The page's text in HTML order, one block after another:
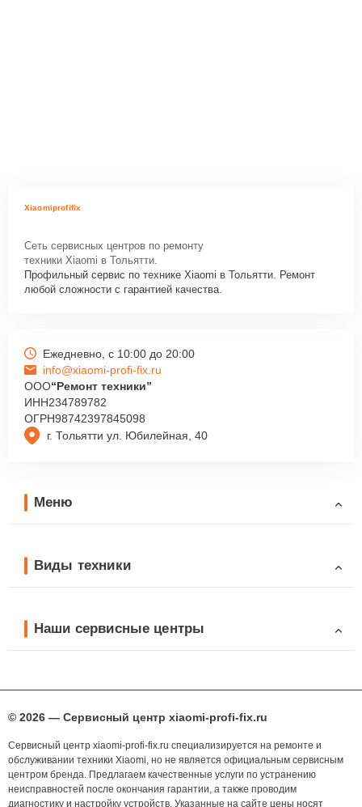
Xiaomiprofifix
Сеть сервисных центров по ремонту
техники Xiaomi в Тольятти.
Профильный сервис по технике Xiaomi в Тольятти. Ремонт
любой сложности с гарантией качества.
г. Тольятти ул. Юбилейная, 40
Ежедневно, с 10:00 до 20:00
info@xiaomi-profi-fix.ru
ООО“Ремонт техники”
ИНН234789782
ОГРН98742397845098
Меню
Виды техники
Наши сервисные центры
© 2026 — Сервисный центр xiaomi-profi-fix.ru
Сервисный центр xiaomi-profi-fix.ru специализируется на ремонте и
обслуживании техники Xiaomi, но не является официальным сервисным
центром бренда. Предлагаем качественные услуги по устранению
неисправностей после окончания гарантии, а также проводим
диагностику и настройку устройств. Указанные на сайте цены носят